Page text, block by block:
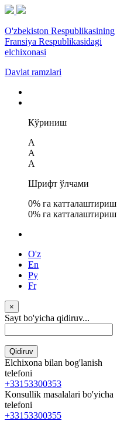
O'zbekiston Respublikasining
Fransiya Respublikasidagi
elchixonasi
Davlat ramzlari
Кўриниш
A
A
A
Шрифт ўлчами
0% га катталаштириш
0% га катталаштириш
O'z
En
Ру
Fr
×
Sayt bo'yicha qidiruv...
Qidiruv
Elchixona bilan bog'lanish
telefoni
+33153300353
Konsullik masalalari bo'yicha
telefoni
+33153300355